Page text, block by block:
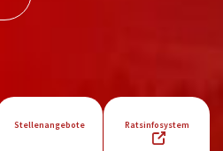
Stellenangebote Ratsinfosystem